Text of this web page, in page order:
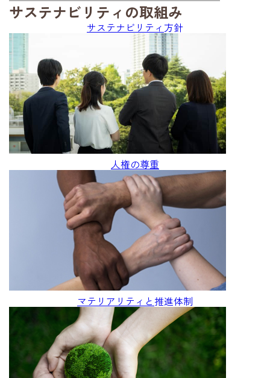
サステナビリティの取組み
サステナビリティ 方針
人権の尊重
マテリアリティと 推進体制